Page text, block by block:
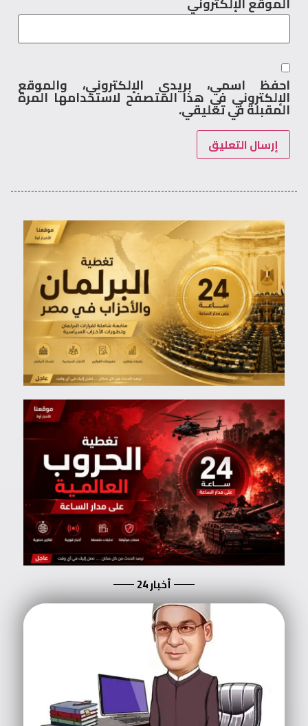
احفظ اسمي، بريدي الإلكتروني، والموقع
الإلكتروني في هذا المتصفح لاستخدامها المرة
المقبلة في تعليقي.
أخبار 24